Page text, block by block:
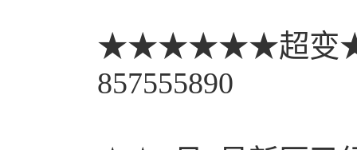
★★★★★★超变
857555890